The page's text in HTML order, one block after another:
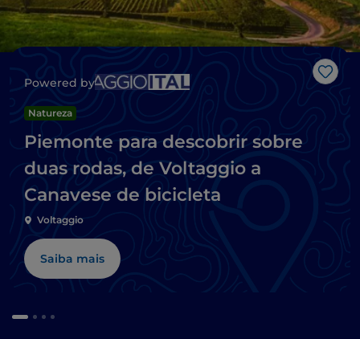
Powered by
Natureza
Piemonte para descobrir sobre
duas rodas, de Voltaggio a
Canavese de bicicleta
Voltaggio
Saiba mais